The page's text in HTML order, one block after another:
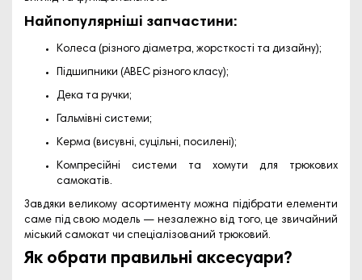
Найпопулярніші запчастини:
Колеса (різного діаметра, жорсткості та дизайну);
Підшипники (ABEC різного класу);
Дека та ручки;
Гальмівні системи;
Керма (висувні, суцільні, посилені);
Компресійні системи та хомути для трюкових
самокатів.
Завдяки великому асортименту можна підібрати елементи
саме під свою модель — незалежно від того, це звичайний
міський самокат чи спеціалізований трюковий.
Як обрати правильні аксесуари?